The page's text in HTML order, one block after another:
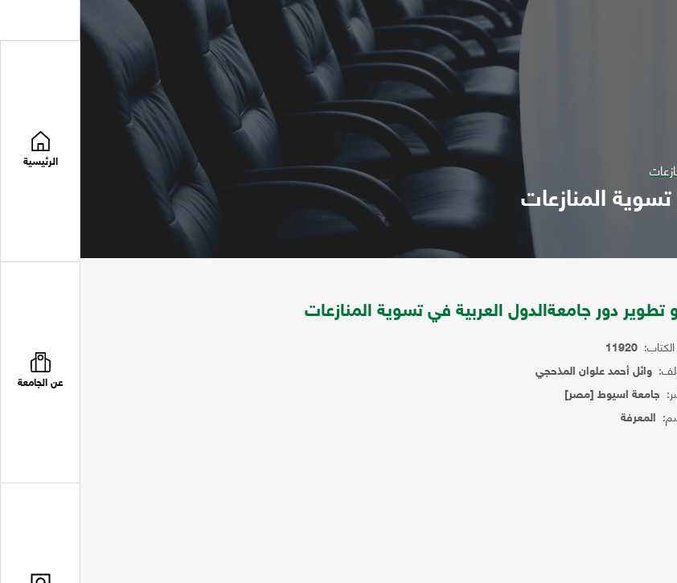
الرئيسية
عن الجامعة
المنازعات
تطوير دور جامعةالدول العربية في تسوية المنازعات
11920
وائل أحمد علوان المذحجي
جامعة اسيوط [مصر]
المعرفة